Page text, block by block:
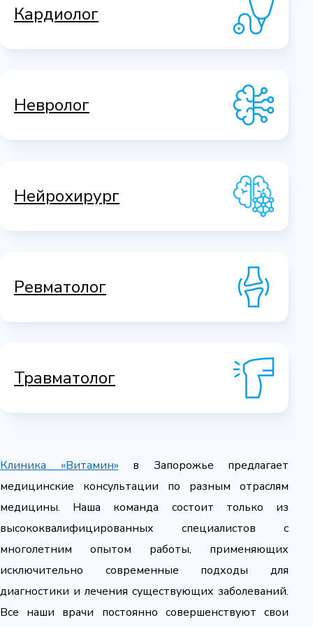
Кардиолог
Невролог
Нейрохирург
Ревматолог
Травматолог
Клиника «Витамин» в Запорожье предлагает
медицинские консультации по разным отраслям
медицины. Наша команда состоит только из
высококвалифицированных специалистов с
многолетним опытом работы, применяющих
исключительно современные подходы для
диагностики и лечения существующих заболеваний.
Все наши врачи постоянно совершенствуют свои